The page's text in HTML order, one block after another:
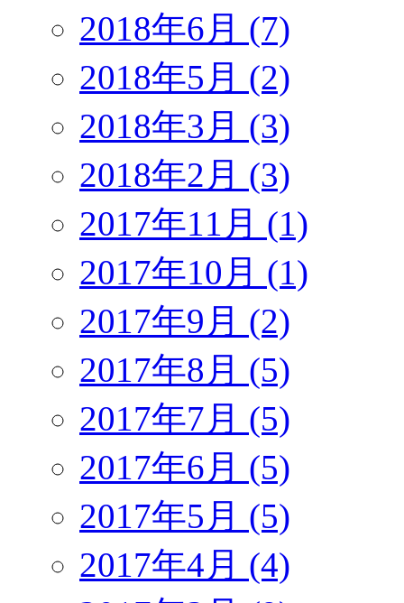
2018年6月 (7)
2018年5月 (2)
2018年3月 (3)
2018年2月 (3)
2017年11月 (1)
2017年10月 (1)
2017年9月 (2)
2017年8月 (5)
2017年7月 (5)
2017年6月 (5)
2017年5月 (5)
2017年4月 (4)